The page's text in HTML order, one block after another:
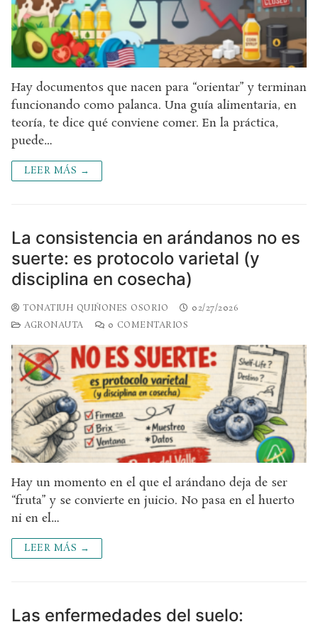
Hay documentos que nacen para “orientar” y terminan
funcionando como palanca. Una guía alimentaria, en
teoría, te dice qué conviene comer. En la práctica,
puede…
LEER MÁS →
La consistencia en arándanos no es
suerte: es protocolo varietal (y
disciplina en cosecha)
TONATIUH QUIÑONES OSORIO
02/27/2026
AGRONAUTA
0 COMENTARIOS
Hay un momento en el que el arándano deja de ser
“fruta” y se convierte en juicio. No pasa en el huerto
ni en el…
LEER MÁS →
Las enfermedades del suelo: